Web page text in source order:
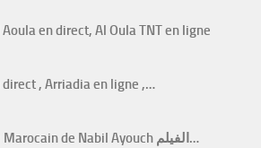
en direct, Al Oula TNT en ligne
direct , Arriadia en ligne ,…
Zin Li Fik Le film Marocain de Nabil Ayouch الفيلم…